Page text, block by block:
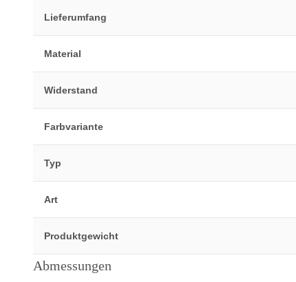
Lieferumfang
Material
Widerstand
Farbvariante
Typ
Art
Produktgewicht
Abmessungen